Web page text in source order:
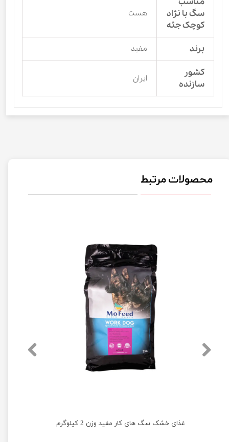
سگ با نژاد
کوچک جثه
هست
برند مفید
کشور
سازنده
ایران
محصولات مرتبط
غذای خشک سگ های کار مفید وزن 2 کیلوگرم